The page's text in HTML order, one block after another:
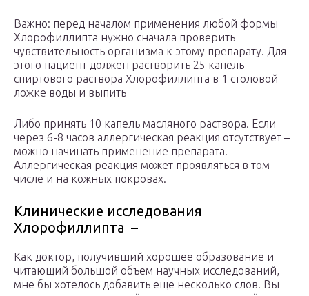
Важно: перед началом применения любой формы
Хлорофиллипта нужно сначала проверить
чувствительность организма к этому препарату. Для
этого пациент должен растворить 25 капель
спиртового раствора Хлорофиллипта в 1 столовой
ложке воды и выпить
Либо принять 10 капель масляного раствора. Если
через 6-8 часов аллергическая реакция отсутствует –
можно начинать применение препарата.
Аллергическая реакция может проявляться в том
числе и на кожных покровах.
Клинические исследования
Хлорофиллипта –
Как доктор, получивший хорошее образование и
читающий большой объем научных исследований,
мне бы хотелось добавить еще несколько слов. Вы